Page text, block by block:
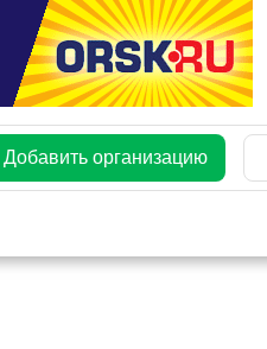
Добавить организацию